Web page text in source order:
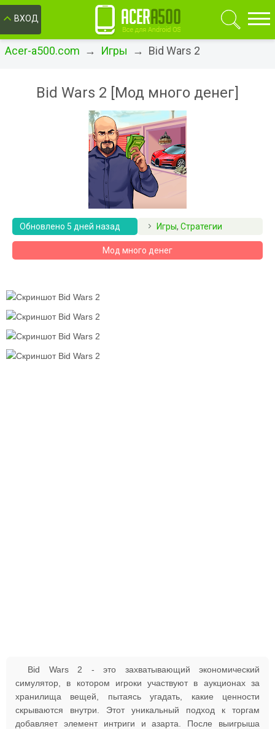
ВХОД
Acer-a500.com → Игры → Bid Wars 2
Bid Wars 2 [Мод много денег]
Обновлено 5 дней назад Игры, Стратегии
Мод много денег
Bid Wars 2 - это захватывающий экономический
симулятор, в котором игроки участвуют в аукционах за
хранилища вещей, пытаясь угадать, какие ценности
скрываются внутри. Этот уникальный подход к торгам
добавляет элемент интриги и азарта. После выигрыша